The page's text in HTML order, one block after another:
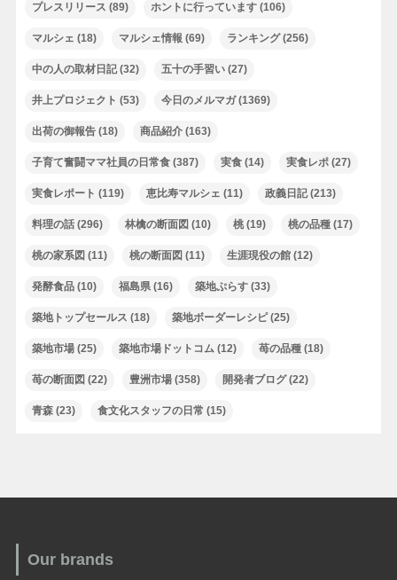
プレスリリース (89) ホントに行っています(106)
マルシェ (18) マルシェ情報 (69) ランキング(256)
中の人の取材日記(32) 五十の手習い(27)
井上プロジェクト (53) 今日のメルマガ(1369)
出荷の御報告(18) 商品紹介(163)
子育て奮闘ママ社員の日常食(387) 実食(14) 実食レポ(27)
実食レポート (119) 恵比寿マルシェ (11) 政義日記(213)
料理の話(296) 林檎の断面図 (10) 桃(19) 桃の品種(17)
桃の家系図 (11) 桃の断面図 (11) 生涯現役の館(12)
発酵食品(10) 福島県(16) 築地ぷらす(33)
築地トップセールス (18) 築地ボーダーレシピ(25)
築地市場(25) 築地市場ドットコム(12) 苺の品種(18)
苺の断面図 (22) 豊洲市場(358) 開発者ブログ(22)
青森(23) 食文化スタッフの日常 (15)
Our brands